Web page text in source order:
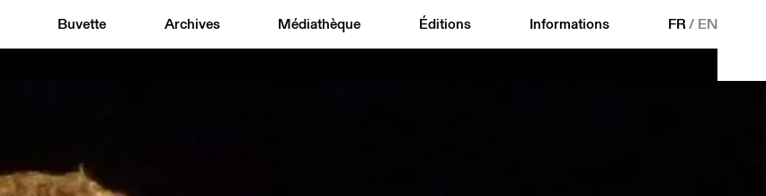
Buvette Archives Médiathèque Éditions Informations FR/ EN